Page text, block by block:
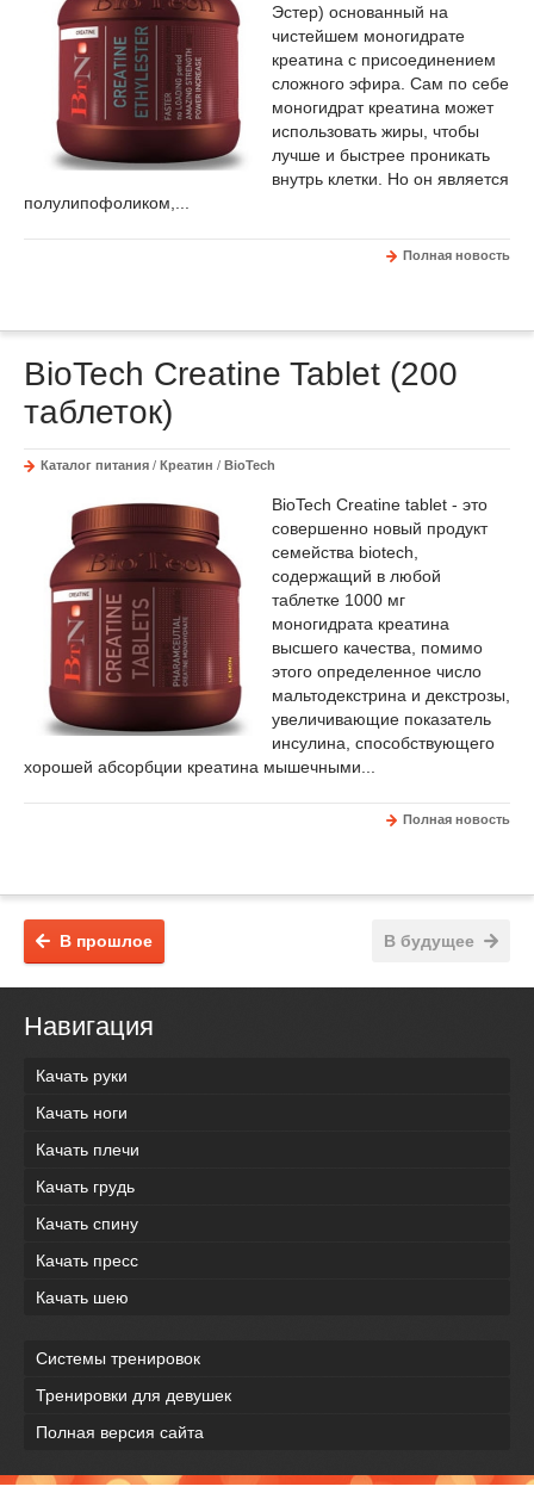
Эстер) основанный на
чистейшем моногидрате
креатина с присоединением
сложного эфира. Сам по себе
моногидрат креатина может
использовать жиры, чтобы
лучше и быстрее проникать
внутрь клетки. Но он является
полулипофоликом,...
Полная новость
BioTech Creatine Tablet (200
таблеток)
Каталог питания / Креатин / BioTech
BioTech Creatine tablet - это
совершенно новый продукт
семейства biotech,
содержащий в любой
таблетке 1000 мг
моногидрата креатина
высшего качества, помимо
этого определенное число
мальтодекстрина и декстрозы,
увеличивающие показатель
инсулина, способствующего
хорошей абсорбции креатина мышечными...
Полная новость
В будущее
В прошлое
Навигация
Качать руки
Качать ноги
Качать плечи
Качать грудь
Качать спину
Качать пресс
Качать шею
Системы тренировок
Тренировки для девушек
Полная версия сайта